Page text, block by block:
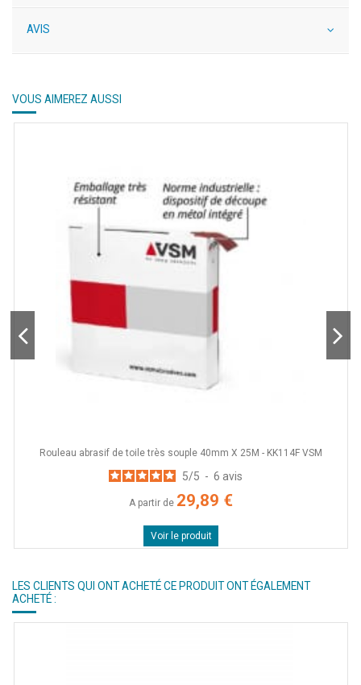
AVIS
VOUS AIMEREZ AUSSI
Rouleau abrasif de toile très souple 40mm X 25M - KK114F VSM
5/5 - 6 avis
A partir de 29,89 €
Voir le produit
LES CLIENTS QUI ONT ACHETÉ CE PRODUIT ONT ÉGALEMENT
ACHETÉ :